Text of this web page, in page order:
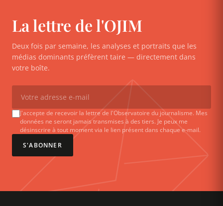
La lettre de l'OJIM
Deux fois par semaine, les analyses et portraits que les
médias dominants préfèrent taire — directement dans
votre boîte.
J'accepte de recevoir la lettre de l'Observatoire du journalisme. Mes
données ne seront jamais transmises à des tiers. Je peux me
désinscrire à tout moment via le lien présent dans chaque e-mail.
S'ABONNER